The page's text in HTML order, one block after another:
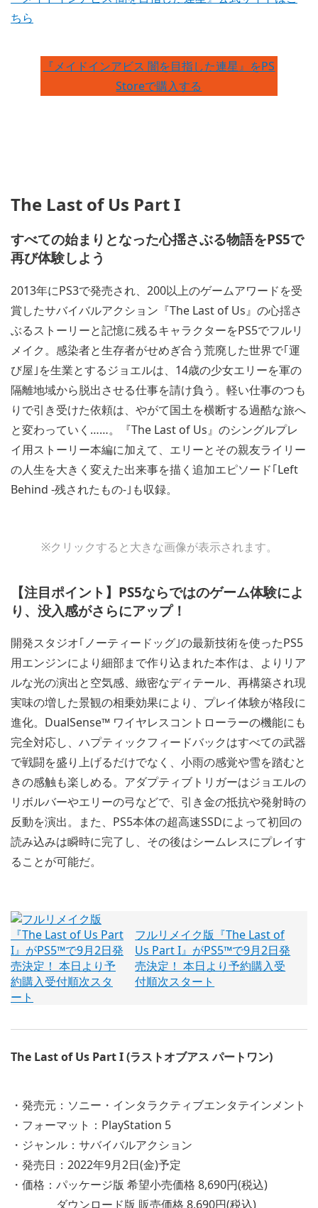
ちら
『メイドインアビス 闇を目指した連星』をPS
Storeで購入する
The Last of Us Part I
すべての始まりとなった心揺さぶる物語をPS5で
再び体験しよう
2013年にPS3で発売され、200以上のゲームアワードを受
賞したサバイバルアクション『The Last of Us』の心揺さ
ぶるストーリーと記憶に残るキャラクターをPS5でフルリ
メイク。感染者と生存者がせめぎ合う荒廃した世界で｢運
び屋｣を生業とするジョエルは、14歳の少女エリーを軍の
隔離地域から脱出させる仕事を請け負う。軽い仕事のつも
りで引き受けた依頼は、やがて国土を横断する過酷な旅へ
と変わっていく……。『The Last of Us』のシングルプレ
イ用ストーリー本編に加えて、エリーとその親友ライリー
の人生を大きく変えた出来事を描く追加エピソード｢Left
Behind -残されたもの-｣も収録。
and
and
※クリックすると大きな画像が表示されます。
【注目ポイント】PS5ならではのゲーム体験によ
り、没入感がさらにアップ！
開発スタジオ｢ノーティードッグ｣の最新技術を使ったPS5
用エンジンにより細部まで作り込まれた本作は、よりリア
ルな光の演出と空気感、緻密なディテール、再構築され現
実味の増した景観の相乗効果により、プレイ体験が格段に
進化。DualSense™ ワイヤレスコントローラーの機能にも
完全対応し、ハプティックフィードバックはすべての武器
で戦闘を盛り上げるだけでなく、小雨の感覚や雪を踏むと
きの感触も楽しめる。アダプティブトリガーはジョエルの
リボルバーやエリーの弓などで、引き金の抵抗や発射時の
反動を演出。また、PS5本体の超高速SSDによって初回の
読み込みは瞬時に完了し、その後はシームレスにプレイす
ることが可能だ。
フルリメイク版『The Last of
Us Part I』がPS5™で9月2日発
売決定！ 本日より予約購入受
付順次スタート
The Last of Us Part I (ラストオブアス パートワン)
・発売元：ソニー・インタラクティブエンタテインメント
・フォーマット：PlayStation 5
・ジャンル：サバイバルアクション
・発売日：2022年9月2日(金)予定
・価格：パッケージ版 希望小売価格 8,690円(税込)
ダウンロード版 販売価格 8,690円(税込)